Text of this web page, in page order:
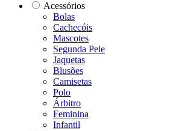
Acessórios
Bolas
Cachecóis
Mascotes
Segunda Pele
Jaquetas
Blusões
Camisetas
Polo
Árbitro
Feminina
Infantil